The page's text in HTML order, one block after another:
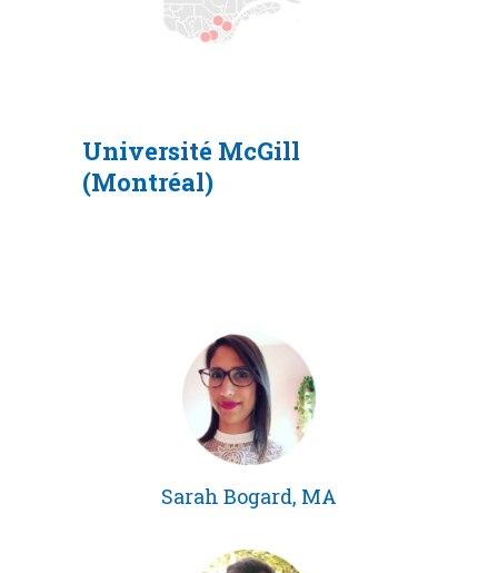
Université McGill
(Montréal)
Sarah Bogard, MA